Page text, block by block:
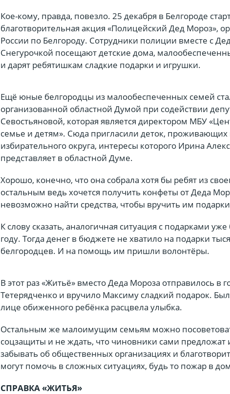
Кое-кому, правда, повезло. 25 декабря в Белгороде
благотворительная акция «Полицейский Дед Мороз»,
России по Белгороду. Сотрудники полиции вместе с
Снегурочкой посещают детские дома,
и дарят ребятишкам сладкие подарки и игрушки.
Ещё юные белгородцы из малообеспеченных семей
организованной областной Думой при содействии
Севостьяновой, которая является директором МБУ
семье и детям». Сюда пригласили деток, проживающих
избирательного округа, интересы которого Ирина
представляет в областной Думе.
Хорошо, конечно, что она собрала хотя бы ребят из
остальным ведь хочется получить конфеты от Деда
невозможно найти средства, чтобы вручить им
К слову сказать, аналогичная ситуация с подарками
году. Тогда денег в бюджете не хватило на подарки
белгородцев. И на помощь им пришли волонтёры.
В этот раз «Житьё» вместо Деда Мороза отправилось в
Тетерядченко и вручило Максиму сладкий подарок.
лице обиженного ребёнка расцвела улыбка.
Остальным же малоимущим семьям можно
соцзащиты и не ждать, что чиновники сами
забывать об общественных организациях и
могут помочь в сложных ситуациях, будь то пожар в
СПРАВКА «ЖИТЬЯ»